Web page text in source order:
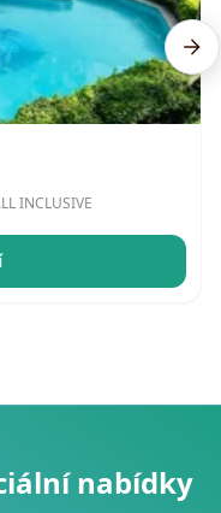
INCLUSIVE
nabídky